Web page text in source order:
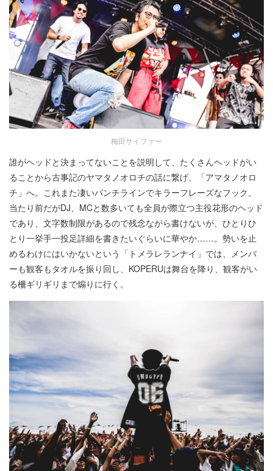
梅田サイファー
誰がヘッドと決まってないことを説明して、たくさんヘッドがい
ることから古事記のヤマタノオロチの話に繋げ、「アマタノオロ
チ」へ。これまた凄いパンチラインでキラーフレーズなフック。
当たり前だがDJ、MCと数多いても全員が際立つ主役花形のヘッド
であり、文字数制限があるので残念ながら書けないが、ひとりひ
とり一挙手一投足詳細を書きたいぐらいに華やか……。勢いを止
めるわけにはいかないという「トメラレランナイ」では、メンバ
ーも観客もタオルを振り回し、KOPERUは舞台を降り、観客がい
る柵ギリギリまで煽りに行く。